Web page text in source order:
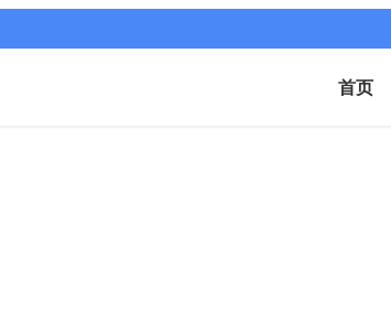
首页